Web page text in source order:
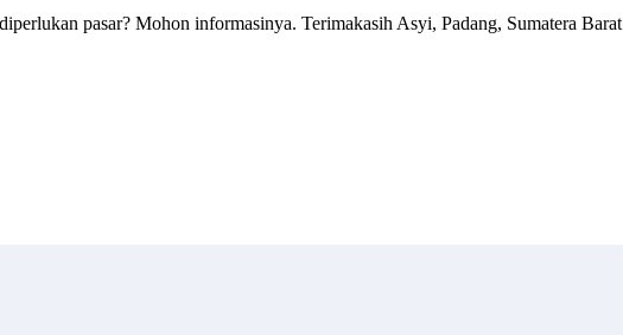
pasar? Mohon informasinya. Terimakasih Asyi, Padang, Sumatera Barat